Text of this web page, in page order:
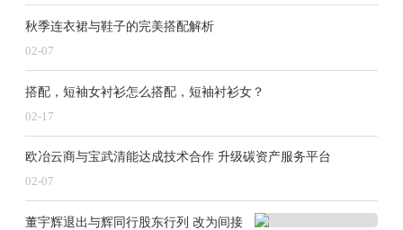
秋季连衣裙与鞋子的完美搭配解析
02-07
搭配，短袖女衬衫怎么搭配，短袖衬衫女？
02-17
欧冶云商与宝武清能达成技术合作 升级碳资产服务平台
02-07
董宇辉退出与辉同行股东行列 改为间接